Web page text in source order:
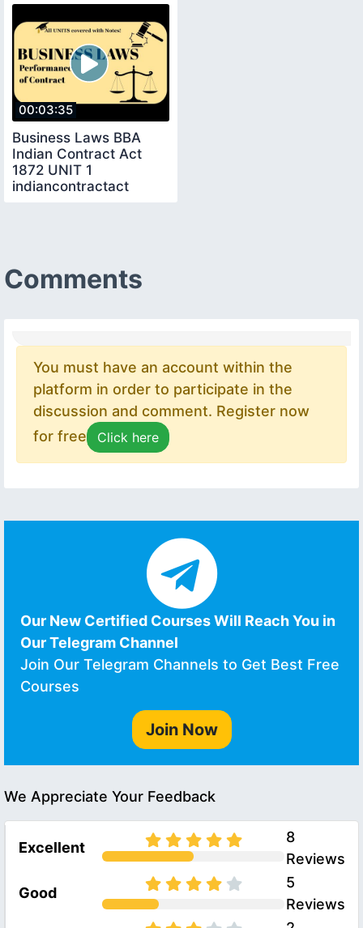
00:03:35
Business Laws BBA
Indian Contract Act
1872 UNIT 1
indiancontractact
Comments
You must have an account within the
platform in order to participate in the
discussion and comment. Register now
for free
Click here
Our New Certified Courses Will Reach You in
Our Telegram Channel
Join Our Telegram Channels to Get Best Free
Courses
Join Now
We Appreciate Your Feedback
Excellent
8
Reviews
Good
5
Reviews